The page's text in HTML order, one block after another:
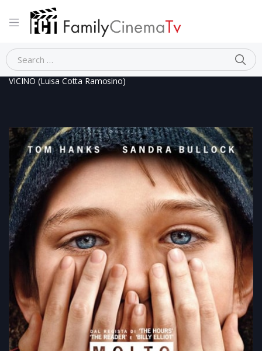
Home Dramma
VICINO (Luisa Cotta Ramosino)